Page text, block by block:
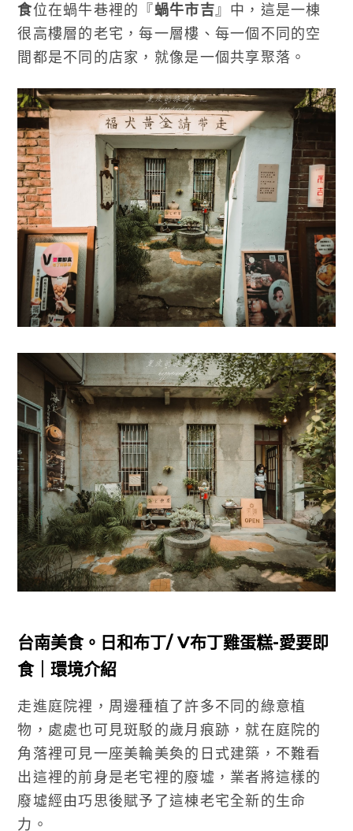
食位在蝸牛巷裡的『蝸牛市吉』中，這是一棟
很高樓層的老宅，每一層樓、每一個不同的空
間都是不同的店家，就像是一個共享聚落。
台南美食。日和布丁/ V布丁雞蛋糕-愛要即
食｜環境介紹
走進庭院裡，周邊種植了許多不同的綠意植
物，處處也可見斑駁的歲月痕跡，就在庭院的
角落裡可見一座美輪美奐的日式建築，不難看
出這裡的前身是老宅裡的廢墟，業者將這樣的
廢墟經由巧思後賦予了這棟老宅全新的生命
力。